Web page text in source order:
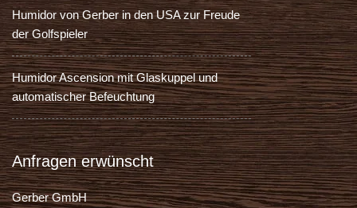
Humidor von Gerber in den USA zur Freude
der Golfspieler
Humidor Ascension mit Glaskuppel und
automatischer Befeuchtung
Anfragen erwünscht
Gerber GmbH